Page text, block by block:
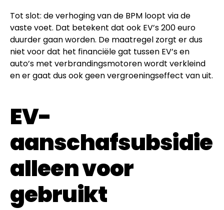
Tot slot: de verhoging van de BPM loopt via de
vaste voet. Dat betekent dat ook EV’s 200 euro
duurder gaan worden. De maatregel zorgt er dus
niet voor dat het financiële gat tussen EV’s en
auto’s met verbrandingsmotoren wordt verkleind
en er gaat dus ook geen vergroeningseffect van uit.
EV-
aanschafsubsidie
alleen voor
gebruikt